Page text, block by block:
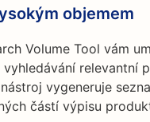
objemem
Volume Tool vám
relevantní
vygeneruje
částí výpisu